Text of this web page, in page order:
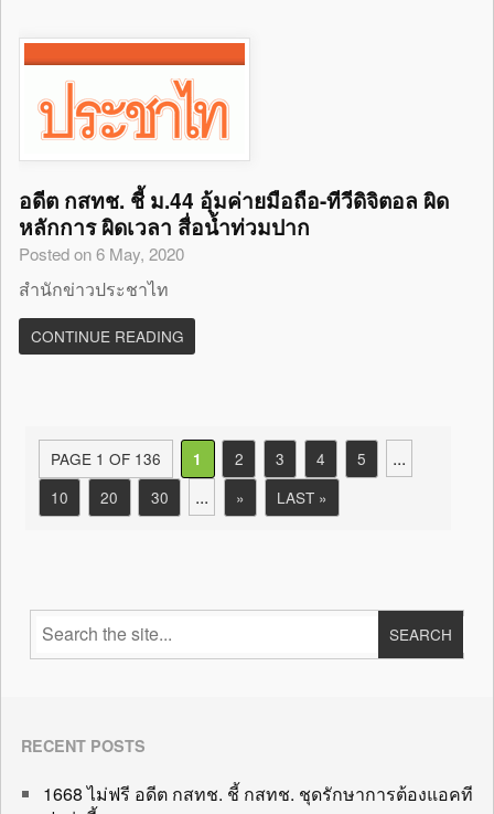
อดีต กสทช. ชี้ ม.44 อุ้มค่ายมือถือ-ทีวีดิจิตอล ผิด
หลักการ ผิดเวลา สื่อน้ำท่วมปาก
Posted on 6 May, 2020
สำนักข่าวประชาไท
CONTINUE READING
PAGE 1 OF 136 1 2 3 4 5 ...
10 20 30 ... » LAST »
RECENT POSTS
1668 ไม่ฟรี อดีต กสทช. ชี้ กสทช. ชุดรักษาการต้องแอคที